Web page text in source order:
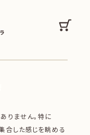
カー
りません。特に
した感じを眺める